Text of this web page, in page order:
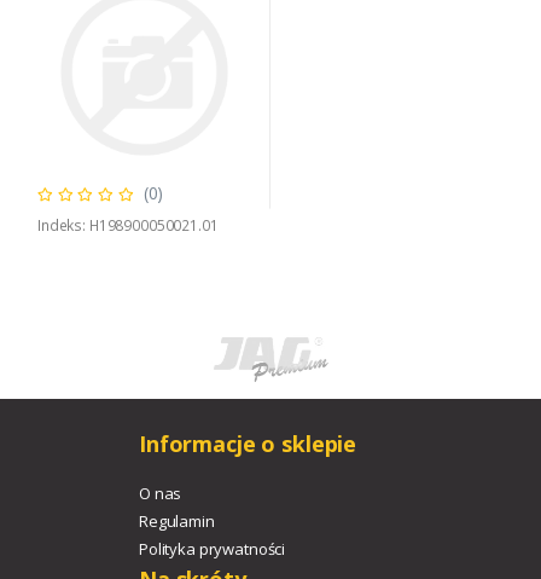
(0)
Indeks: H198900050021.01
Informacje o sklepie
O nas
Regulamin
Polityka prywatności